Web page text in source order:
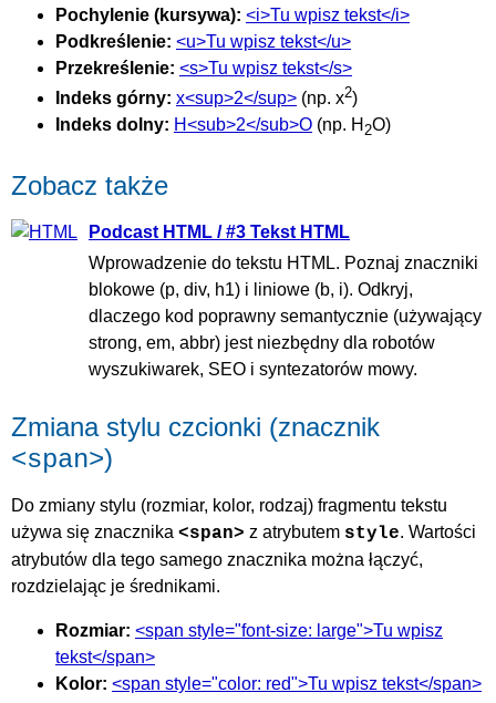
Pochylenie (kursywa): <i>Tu wpisz tekst</i>
Podkreślenie: <u>Tu wpisz tekst</u>
Przekreślenie: <s>Tu wpisz tekst</s>
Indeks górny: x<sup>2</sup> (np. x2)
Indeks dolny: H<sub>2</sub>O (np. H 2O)
Zobacz także
Podcast HTML / #3 Tekst HTML
Wprowadzenie do tekstu HTML. Poznaj znaczniki
blokowe (p, div, h1) i liniowe (b, i). Odkryj,
dlaczego kod poprawny semantycznie (używający
strong, em, abbr) jest niezbędny dla robotów
wyszukiwarek, SEO i syntezatorów mowy.
Zmiana stylu czcionki (znacznik
<span>)
Do zmiany stylu (rozmiar, kolor, rodzaj) fragmentu tekstu
używa się znacznika <span> z atrybutem style. Wartości
atrybutów dla tego samego znacznika można łączyć,
rozdzielając je średnikami.
Rozmiar: <span style="font-size: large">Tu wpisz
tekst</span>
Kolor: <span style="color: red">Tu wpisz tekst</span>